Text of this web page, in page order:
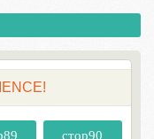
стор90